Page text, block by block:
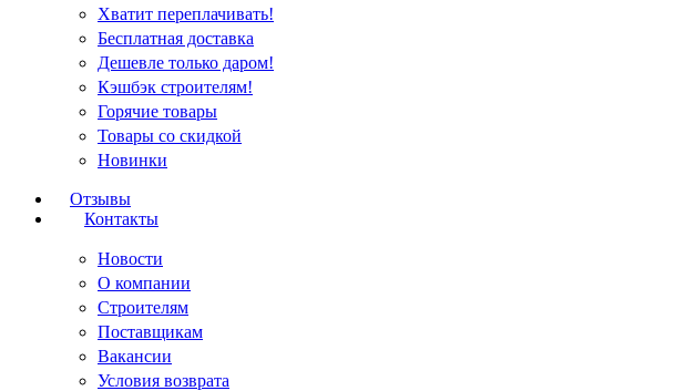
Хватит переплачивать!
Бесплатная доставка
Дешевле только даром!
Кэшбэк строителям!
Горячие товары
Товары со скидкой
Новинки
Отзывы
Контакты
Новости
О компании
Строителям
Поставщикам
Вакансии
Условия возврата